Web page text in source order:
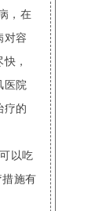
，在
对容
，
医院
疗的